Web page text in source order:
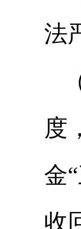
法
度
金
收